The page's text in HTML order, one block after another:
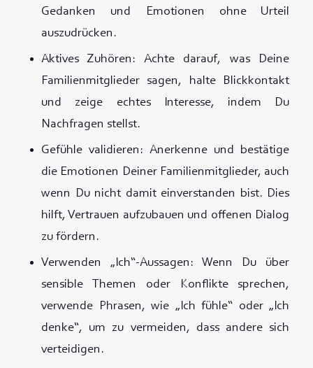
Gedanken und Emotionen ohne Urteil
auszudrücken.
Aktives Zuhören: Achte darauf, was Deine
Familienmitglieder sagen, halte Blickkontakt
und zeige echtes Interesse, indem Du
Nachfragen stellst.
Gefühle validieren: Anerkenne und bestätige
die Emotionen Deiner Familienmitglieder, auch
wenn Du nicht damit einverstanden bist. Dies
hilft, Vertrauen aufzubauen und offenen Dialog
zu fördern.
Verwenden „Ich“-Aussagen: Wenn Du über
sensible Themen oder Konflikte sprechen,
verwende Phrasen, wie „Ich fühle“ oder „Ich
denke“, um zu vermeiden, dass andere sich
verteidigen.